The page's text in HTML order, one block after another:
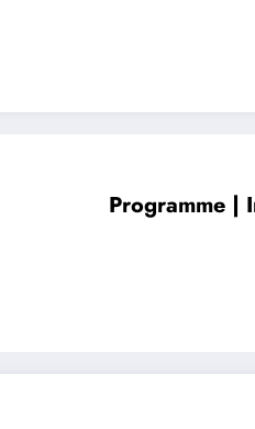
Programme |